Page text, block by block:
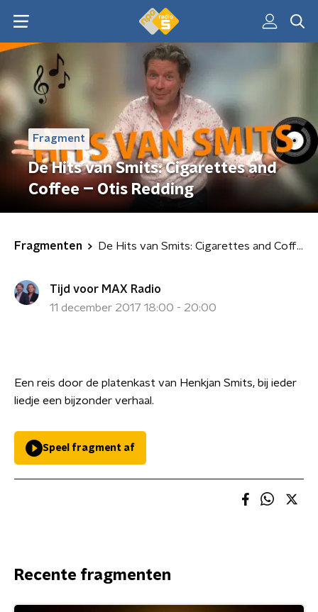
Fragment
De Hits van Smits: Cigarettes and
Coffee – Otis Redding
Fragmenten De Hits van Smits: Cigarettes and Coffee – Otis Redding
Tijd voor MAX Radio
11 december 2017 18:00 - 20:00
Een reis door de platenkast van Henkjan Smits, bij ieder
liedje een bijzonder verhaal.
Speel fragment af
Recente fragmenten